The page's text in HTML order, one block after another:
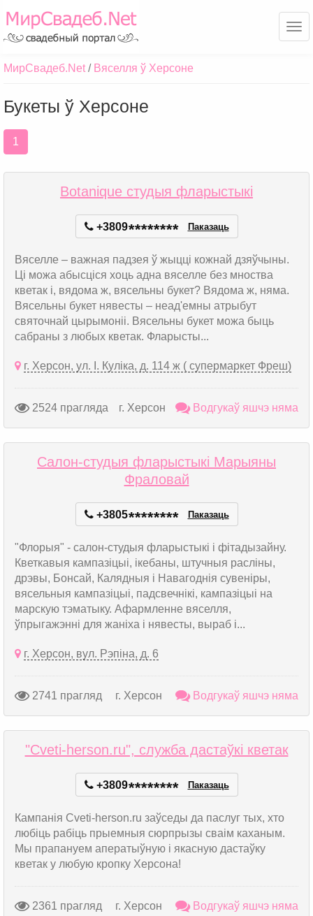
МирСвадеб.Net Вяселля ў Херсоне
Букеты ў Херсоне
1
Botanique студыя фларыстыкі
+3809******** Паказаць
Вяселле – важная падзея ў жыцці кожнай дзяўчыны.
Ці можа абысціся хоць адна вяселле без мноства
кветак і, вядома ж, вясельны букет? Вядома ж, няма.
Вясельны букет нявесты – неад'емны атрыбут
святочнай цырымоніі. Вясельны букет можа быць
сабраны з любых кветак. Фларысты...
г. Херсон, ул. І. Куліка, д. 114 ж ( супермаркет Фреш)
2524 прагляда г. Херсон Водгукаў яшчэ няма
Салон-студыя фларыстыкі Марыяны
Фраловай
+3805******** Паказаць
"Флорыя" - салон-студыя фларыстыкі і фітадызайну.
Кветкавыя кампазіцыі, ікебаны, штучныя расліны,
дрэвы, Бонсай, Калядныя і Навагоднія сувеніры,
вясельныя кампазіцыі, падсвечнікі, кампазіцыі на
марскую тэматыку. Афармленне вяселля,
ўпрыгажэнні для жаніха і нявесты, выраб і...
г. Херсон, вул. Рэпіна, д. 6
2741 прагляд г. Херсон Водгукаў яшчэ няма
"Cveti-herson.ru", служба дастаўкі кветак
+3809******** Паказаць
Кампанія Cveti-herson.ru заўседы да паслуг тых, хто
любіць рабіць прыемныя сюрпрызы сваім каханым.
Мы прапануем аператыўную і якасную дастаўку
кветак у любую кропку Херсона!
2361 прагляд г. Херсон Водгукаў яшчэ няма